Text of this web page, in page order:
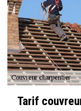
Tarif